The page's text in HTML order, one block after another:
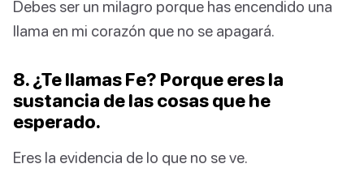
Debes ser un milagro porque has encendido una
llama en mi corazón que no se apagará.
8. ¿Te llamas Fe? Porque eres la
sustancia de las cosas que he
esperado.
Eres la evidencia de lo que no se ve.